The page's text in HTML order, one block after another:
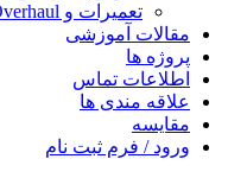
تعمیرات و Overhaul
مقالات آموزشی
پروژه ها
اطلاعات تماس
علاقه مندی ها
مقایسه
ورود / فرم ثبت نام